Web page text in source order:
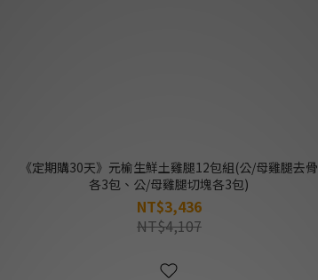
《定期購30天》元榆生鮮土雞腿12包組(公/母雞腿去骨
各3包、公/母雞腿切塊各3包)
NT$3,436
NT$4,107